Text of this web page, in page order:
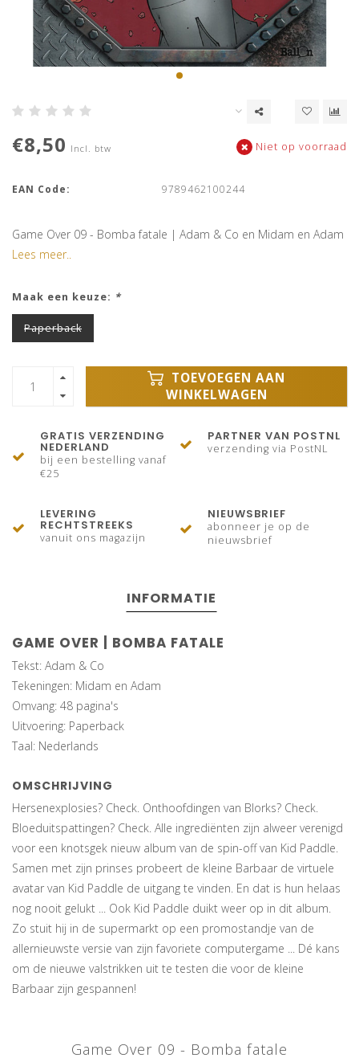
€8,50 Incl. btw Niet op voorraad
EAN Code: 9789462100244
Game Over 09 - Bomba fatale | Adam & Co en Midam en Adam
Lees meer..
Maak een keuze: *
Paperback
TOEVOEGEN AAN
WINKELWAGEN
GRATIS VERZENDING
NEDERLAND
bij een bestelling vanaf
€25
PARTNER VAN POSTNL
verzending via PostNL
LEVERING
RECHTSTREEKS
vanuit ons magazijn
NIEUWSBRIEF
abonneer je op de
nieuwsbrief
INFORMATIE
GAME OVER | BOMBA FATALE
Tekst: Adam & Co
Tekeningen: Midam en Adam
Omvang: 48 pagina's
Uitvoering: Paperback
Taal: Nederlands
OMSCHRIJVING
Hersenexplosies? Check. Onthoofdingen van Blorks? Check.
Bloeduitspattingen? Check. Alle ingrediënten zijn alweer verenigd
voor een knotsgek nieuw album van de spin-off van Kid Paddle.
Samen met zijn prinses probeert de kleine Barbaar de virtuele
avatar van Kid Paddle de uitgang te vinden. En dat is hun helaas
nog nooit gelukt ... Ook Kid Paddle duikt weer op in dit album.
Zo stuit hij in de supermarkt op een promostandje van de
allernieuwste versie van zijn favoriete computergame ... Dé kans
om de nieuwe valstrikken uit te testen die voor de kleine
Barbaar zijn gespannen!
Game Over 09 - Bomba fatale